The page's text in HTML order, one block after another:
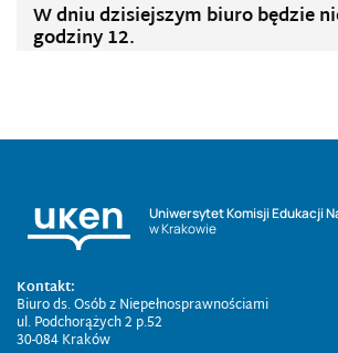
W dniu dzisiejszym biuro będzie
godziny 12.
Uniwersytet Komisji Edukacji
w Krakowie
Kontakt:
Biuro ds. Osób z Niepełnosprawnościami
ul. Podchorążych 2 p.52
30-084 Kraków